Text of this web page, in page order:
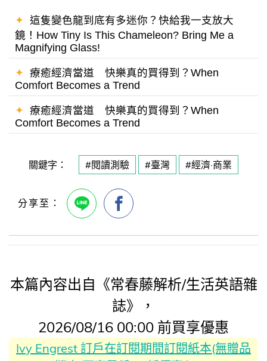
✦ 這隻變色龍到底有多迷你？快給我一支放大
鏡！How Tiny Is This Chameleon? Bring Me a
Magnifying Glass!
✦ 療癒經濟當道 快樂真的買得到？When
Comfort Becomes a Trend
✦ 療癒經濟當道 快樂真的買得到？When
Comfort Becomes a Trend
關鍵字： #閱讀測驗 #臺灣 #經濟·商業
本篇內容出自《常春藤解析/生活英語雜
誌》，
2026/08/16 00:00 前買享優惠
Ivy Engrest 訂戶在訂閱期間訂閱紙本(無贈品